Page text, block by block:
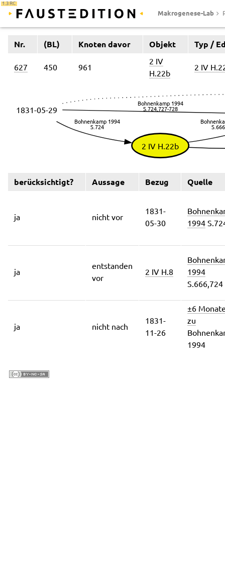
1.3 RC
Makrogenese-Lab
Nr. (BL) Knoten davor Objekt Typ /
627 450 961
2 IV
H.22b
2 IV
berücksichtigt? Aussage Bezug Quelle
ja nicht vor
1831-
05-30
1994
ja
entstanden
vor
2 IV H.8
1994
S.666,724
ja nicht nach
1831-
11-26
±6
zu
1994